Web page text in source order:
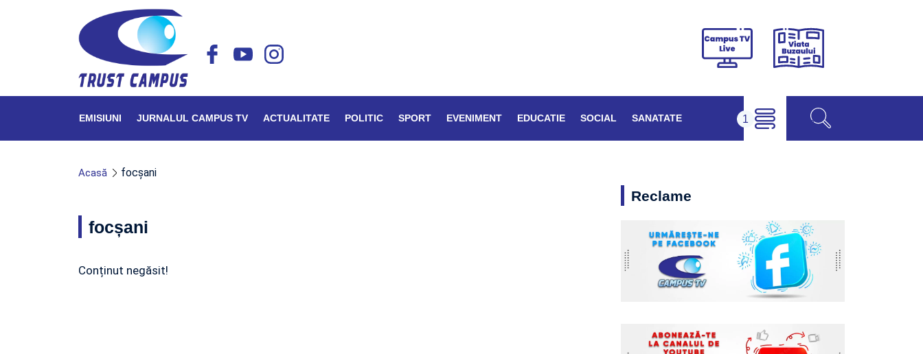
Campus
Viața
EMISIUNI JURNALUL CAMPUS TV ACTUALITATE POLITIC SPORT EVENIMENT EDUCATIE SOCIAL SANATATE
Acasă focșani
focșani
Conținut negăsit!
Reclame